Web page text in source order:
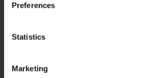
Preferences
Statistics
Marketing
Kleding & schoenen
Boating accessoires
Tassen